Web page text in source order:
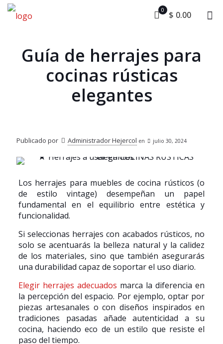
0 $ 0.00
Guía de herrajes para
cocinas rústicas
elegantes
Publicado por Administrador Hejercol en julio 30, 2024
Los herrajes para muebles de cocina rústicos (o
de estilo vintage) desempeñan un papel
fundamental en el equilibrio entre estética y
funcionalidad.
Si seleccionas herrajes con acabados rústicos, no
solo se acentuarás la belleza natural y la calidez
de los materiales, sino que también asegurarás
una durabilidad capaz de soportar el uso diario.
Elegir herrajes adecuados marca la diferencia en
la percepción del espacio. Por ejemplo, optar por
piezas artesanales o con diseños inspirados en
tradiciones pasadas añade autenticidad a su
cocina, haciendo eco de un estilo que resiste el
paso del tiempo.